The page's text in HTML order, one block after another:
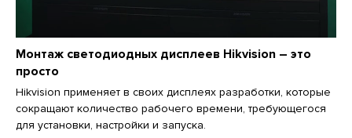
Монтаж светодиодных дисплеев Hikvision – это
просто
Hikvision применяет в своих дисплеях разработки, которые
сокращают количество рабочего времени, требующегося
для установки, настройки и запуска.